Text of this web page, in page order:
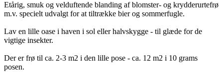
Etårig, smuk og velduftende blanding af blomster- og krydderurtefrø
m.v. specielt udvalgt for at tiltrække bier og sommerfugle.
Lav en lille oase i haven i sol eller halvskygge - til glæde for de
vigtige insekter.
Der er frø til ca. 2-3 m2 i den lille pose - ca. 12 m2 i 10 grams
posen.